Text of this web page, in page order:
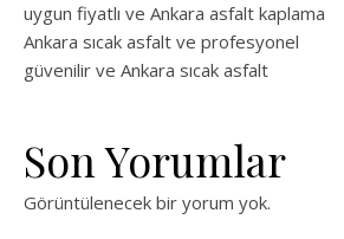
uygun fiyatlı ve Ankara asfalt kaplama
Ankara sıcak asfalt ve profesyonel
güvenilir ve Ankara sıcak asfalt
Son Yorumlar
Görüntülenecek bir yorum yok.